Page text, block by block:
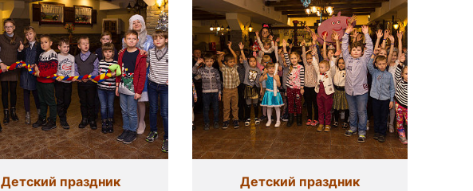
Детский праздник
Детский праздник